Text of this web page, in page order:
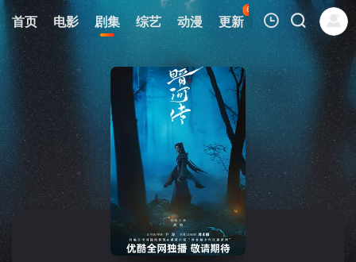
首页 电影 剧集 综艺 动漫 更新
63
热榜 APP
我的观影记录
暂无观看影片的记录